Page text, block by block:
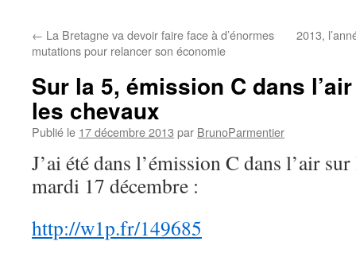
← La Bretagne va devoir faire face à d’énormes
mutations pour relancer son économie
2013,
Sur la 5, émission C dans
les chevaux
Publié le 17 décembre 2013 par BrunoParmentier
J’ai été dans l’émission C dans l’air
mardi 17 décembre :
http://w1p.fr/149685